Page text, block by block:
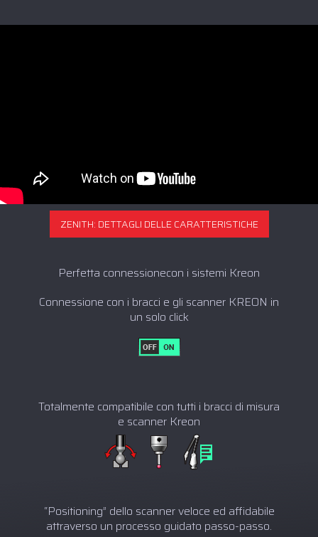
ZENITH: DETTAGLI DELLE CARATTERISTICHE
Perfetta connessionecon i sistemi Kreon
Connessione con i bracci e gli scanner KREON in
un solo click
Totalmente compatibile con tutti i bracci di misura
e scanner Kreon
“Positioning” dello scanner veloce ed affidabile
attraverso un processo guidato passo-passo.